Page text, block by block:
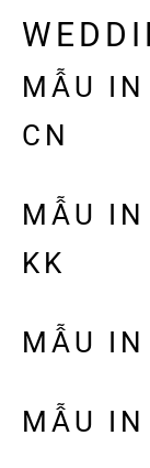
MẪU
CN
MẪU
KK
MẪU
MẪU